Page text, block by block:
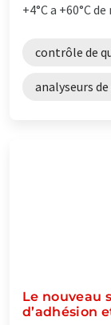
+4°C a +60°C
contrôle de
analyseurs
Le nouveau
d’adhésion